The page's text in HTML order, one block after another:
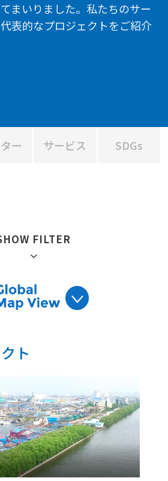
まいりました。私たちのサー
表的なプロジェクトをご紹介
ー サービス SDGs
FILTER
主要プロジェクト
ット
ト